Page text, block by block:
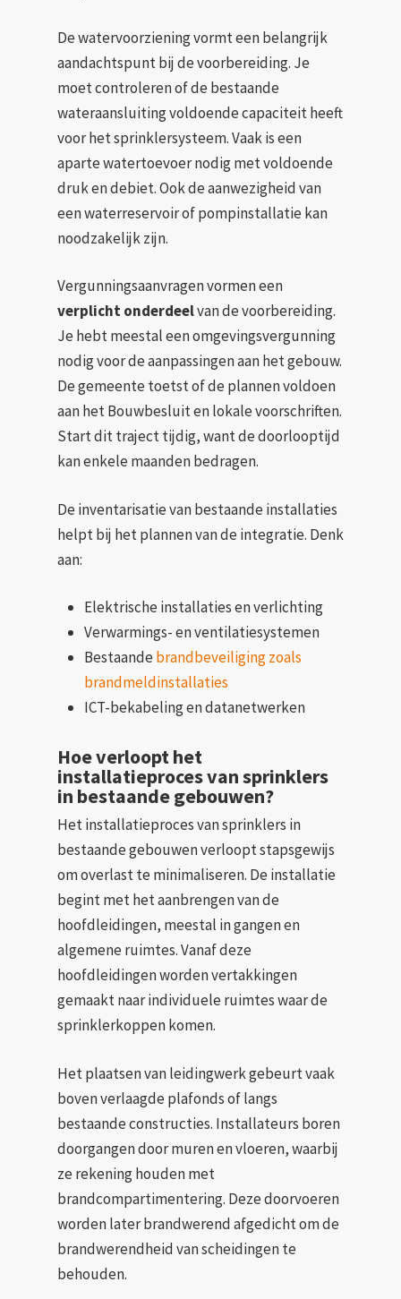
De watervoorziening vormt een belangrijk
aandachtspunt bij de voorbereiding. Je
moet controleren of de bestaande
wateraansluiting voldoende capaciteit heeft
voor het sprinklersysteem. Vaak is een
aparte watertoevoer nodig met voldoende
druk en debiet. Ook de aanwezigheid van
een waterreservoir of pompinstallatie kan
noodzakelijk zijn.
Vergunningsaanvragen vormen een
verplicht onderdeelvan de voorbereiding.
Je hebt meestal een omgevingsvergunning
nodig voor de aanpassingen aan het gebouw.
De gemeente toetst of de plannen voldoen
aan het Bouwbesluit en lokale voorschriften.
Start dit traject tijdig, want de doorlooptijd
kan enkele maanden bedragen.
De inventarisatie van bestaande installaties
helpt bij het plannen van de integratie. Denk
aan:
Elektrische installaties en verlichting
Verwarmings- en ventilatiesystemen
Bestaandebrandbeveiliging zoals
brandmeldinstallaties
ICT-bekabeling en datanetwerken
Hoe verloopt het
installatieproces van sprinklers
in bestaande gebouwen?
Het installatieproces van sprinklers in
bestaande gebouwen verloopt stapsgewijs
om overlast te minimaliseren. De installatie
begint met het aanbrengen van de
hoofdleidingen, meestal in gangen en
algemene ruimtes. Vanaf deze
hoofdleidingen worden vertakkingen
gemaakt naar individuele ruimtes waar de
sprinklerkoppen komen.
Het plaatsen van leidingwerk gebeurt vaak
boven verlaagde plafonds of langs
bestaande constructies. Installateurs boren
doorgangen door muren en vloeren, waarbij
ze rekening houden met
brandcompartimentering. Deze doorvoeren
worden later brandwerend afgedicht om de
brandwerendheid van scheidingen te
behouden.